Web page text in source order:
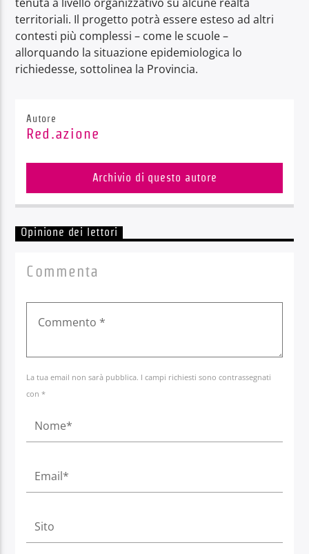
territoriali. Il progetto potrà essere esteso ad altri
contesti più complessi – come le scuole –
allorquando la situazione epidemiologica lo
richiedesse, sottolinea la Provincia.
Autore
Red.azione
Archivio di questo autore
Opinione dei lettori
Commenta
La tua email non sarà pubblica. I campi richiesti sono contrassegnati
con *